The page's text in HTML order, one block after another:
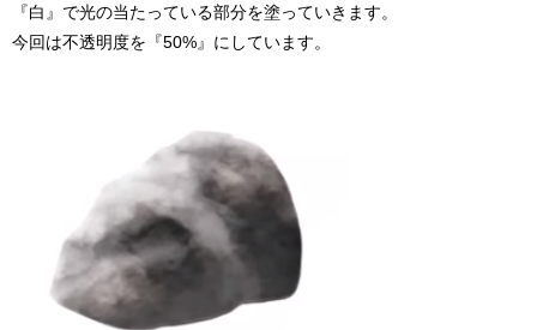
『白』で光の当たっている部分を塗っていきます。
今回は不透明度を『50%』にしています。